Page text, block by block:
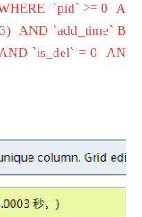
`pid` >= 0  A
AND `add_time` B
AND `is_del` = 0  AN